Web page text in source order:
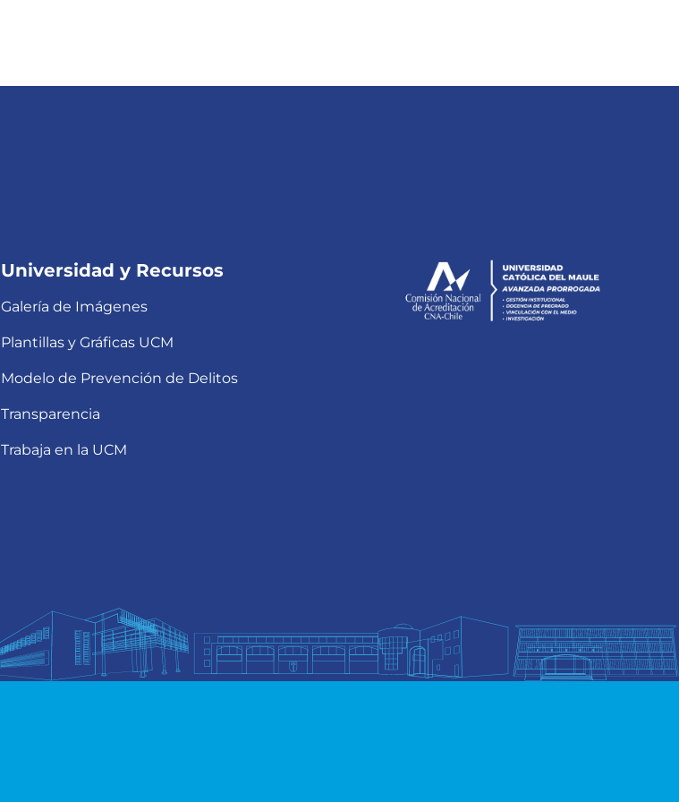
Universidad y Recursos
Galería de Imágenes
Plantillas y Gráficas UCM
Modelo de Prevención de Delitos
Transparencia
Trabaja en la UCM